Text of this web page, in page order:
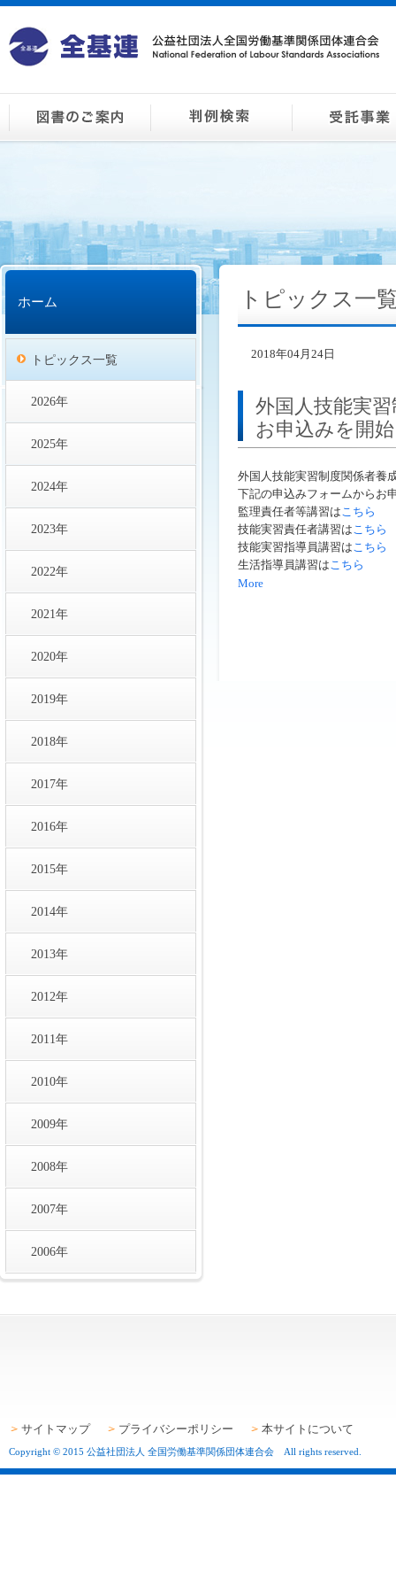
ホーム
トピックス一覧
2026年
2025年
2024年
2023年
2022年
2021年
2020年
2019年
2018年
2017年
2016年
2015年
2014年
2013年
2012年
2011年
2010年
2009年
2008年
2007年
2006年
トピックス一
2018年04月24日
外国人技能実
お申込みを開
外国人技能実習制度関係者養
下記の申込みフォームからお
監理責任者等講習は こちら
技能実習責任者講習は こちら
技能実習指導員講習は こちら
生活指導員講習は こちら
More
サイトマップ プライバシーポリシー 本サイトについて
Copyright © 2015 公益社団法人 全国労働基準関係団体連合会 All rights reserved.